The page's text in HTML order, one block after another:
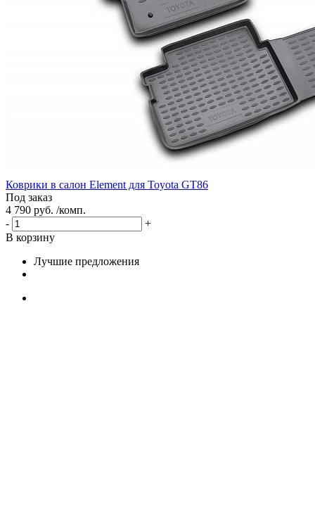
Коврики в салон Element для Toyota GT86
Под заказ
4 790 руб. /комп.
-
+
В корзину
Лучшие предложения